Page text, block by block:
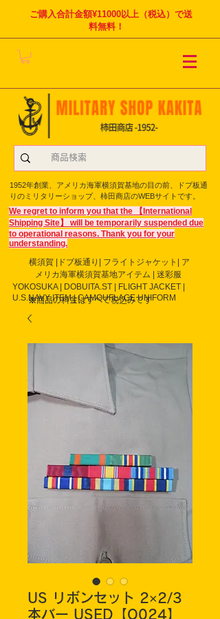
ご購入合計金額¥11000以上（税込）で送
料無料！
1952年創業、アメリカ海軍横須賀基地の目の前、ドブ板通
りのミリタリーショップ、柿田商店のWEBサイトです。
We regret to inform you that the 【International
Shipping Site】 will be temporarily suspended due
to operational reasons. Thank you for your
understanding.
横須賀 |ドブ板通り| フライト ジャケット| ア
メリカ海軍横須賀基地アイテム | 迷彩服
YOKOSUKA | DOBUITA.ST | FLIGHT JACKET |
U.S.NAVY ITEM | CAMOUFLAGE UNIFORM
※商品の料金はすべて税込みです
US リボンセット 2×2/3
本バー USED【O024】